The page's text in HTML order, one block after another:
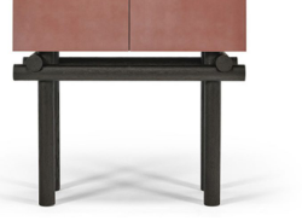
Add to wishlist